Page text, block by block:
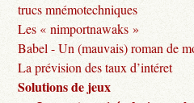
trucs mnémotechniques
Les « nimportnawaks »
Babel - Un (mauvais) roman de
La prévision des taux d’intéret
Solutions de jeux